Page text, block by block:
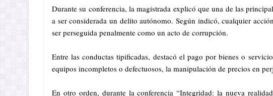
Durante su conferencia, la magistrada explicó que una de las
a ser considerada un delito autónomo. Según indicó, cualquier
ser perseguida penalmente como un acto de corrupción.
Entre las conductas tipificadas, destacó el pago por bienes o
equipos incompletos o defectuosos, la manipulación de precios en
En otro orden, durante la conferencia “Integridad: la nueva